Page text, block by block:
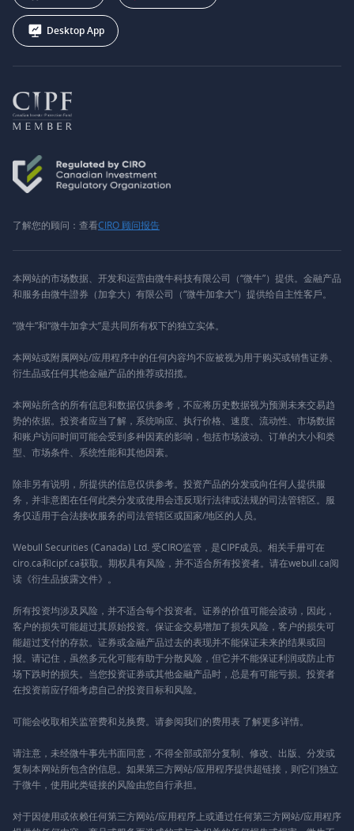
Desktop App
了解您的顾问：查看CIRO 顾问报告
本网站的市场数据、开发和运营由微牛科技有限公司（“微牛”）提供。金融产品
和服务由微牛證券（加拿大）有限公司（“微牛加拿大”）提供给自主性客戶。
“微牛”和“微牛加拿大”是共同所有权下的独立实体。
本网站或附属网站/应用程序中的任何内容均不应被视为用于购买或销售证券、
衍生品或任何其他金融产品的推荐或招揽。
本网站所含的所有信息和数据仅供参考，不应将历史数据视为预测未来交易趋
势的依据。投资者应当了解，系统响应、执行价格、速度、流动性、市场数据
和账户访问时间可能会受到多种因素的影响，包括市场波动、订单的大小和类
型、市场条件、系统性能和其他因素。
除非另有说明，所提供的信息仅供参考。投资产品的分发或向任何人提供服
务，并非意图在任何此类分发或使用会违反现行法律或法规的司法管辖区。服
务仅适用于合法接收服务的司法管辖区或国家/地区的人员。
Webull Securities (Canada) Ltd. 受CIRO监管，是CIPF成员。相关手册可在
ciro.ca和cipf.ca获取。期权具有风险，并不适合所有投资者。请在webull.ca阅
读《衍生品披露文件》。
所有投资均涉及风险，并不适合每个投资者。证券的价值可能会波动，因此，
客户的损失可能超过其原始投资。保证金交易增加了损失风险，客户的损失可
能超过支付的存款。证券或金融产品过去的表现并不能保证未来的结果或回
报。请记住，虽然多元化可能有助于分散风险，但它并不能保证利润或防止市
场下跌时的损失。当您投资证券或其他金融产品时，总是有可能亏损。投资者
在投资前应仔细考虑自己的投资目标和风险。
可能会收取相关监管费和兑换费。请参阅我们的费用表 了解更多详情。
请注意，未经微牛事先书面同意，不得全部或部分复制、修改、出版、分发或
复制本网站所包含的信息。如果第三方网站/应用程序提供超链接，则它们独立
于微牛，使用此类链接的风险由您自行承担。
对于因使用或依赖任何第三方网站/应用程序上或通过任何第三方网站/应用程序